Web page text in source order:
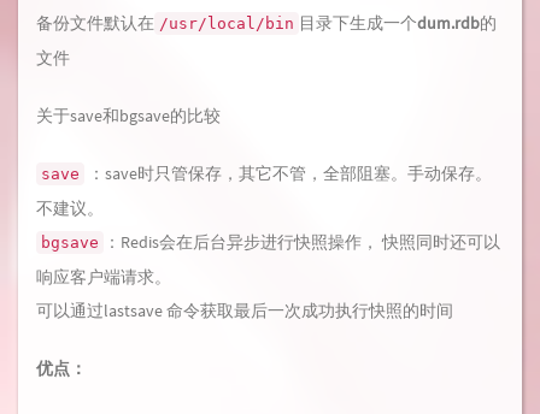
备份文件默认在 /usr/local/bin 目录下生成一个dum.rdb的
文件
关于save和bgsave的比较
save
：save时只管保存，其它不管，全部阻塞。手动保存。
不建议。
bgsave
：Redis会在后台异步进行快照操作， 快照同时还可以
响应客户端请求。
可以通过lastsave 命令获取最后一次成功执行快照的时间
优点：